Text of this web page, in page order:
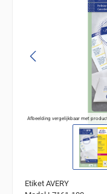
Afbeelding vergelijkbaar met
Etiket AVERY